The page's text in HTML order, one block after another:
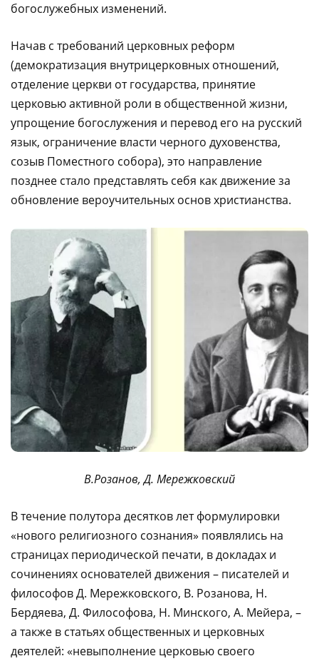
богослужебных изменений.
Начав с требований церковных реформ
(демократизация внутрицерковных отношений,
отделение церкви от государства, принятие
церковью активной роли в общественной жизни,
упрощение богослужения и перевод его на русский
язык, ограничение власти черного духовенства,
созыв Поместного собора), это направление
позднее стало представлять себя как движение за
обновление вероучительных основ христианства.
В.Розанов, Д. Мережковский
В течение полутора десятков лет формулировки
«нового религиозного сознания» появлялись на
страницах периодической печати, в докладах и
сочинениях основателей движения – писателей и
философов Д. Мережковского, В. Розанова, Н.
Бердяева, Д. Философова, Н. Минского, А. Мейера, –
а также в статьях общественных и церковных
деятелей: «невыполнение церковью своего